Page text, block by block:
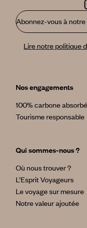
exotiques privatifs,
découvrez les soins
nombreux spas
En pirogue, à bord
Baleines et tortues de
baleines à bosse à
et tuba ! Nagez parmi
Abonnez-vous à
Lire notre politique
Nos engagements
100% carbone absorbé
Tourisme responsable
Qui sommes-nous ?
Où nous trouver ?
L’Esprit Voyageurs
Le voyage sur mesure
Notre valeur ajoutée